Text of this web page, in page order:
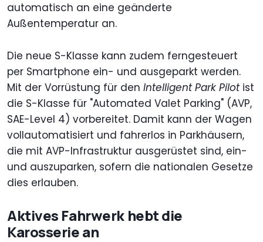
automatisch an eine geänderte
Außentemperatur an.
Die neue S-Klasse kann zudem ferngesteuert
per Smartphone ein- und ausgeparkt werden.
Mit der Vorrüstung für den Intelligent Park Pilotist
die S-Klasse für "Automated Valet Parking" (AVP,
SAE-Level 4) vorbereitet. Damit kann der Wagen
vollautomatisiert und fahrerlos in Parkhäusern,
die mit AVP-Infrastruktur ausgerüstet sind, ein-
und auszuparken, sofern die nationalen Gesetze
dies erlauben.
Aktives Fahrwerk hebt die
Karosserie an